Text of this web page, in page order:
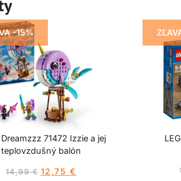
-15%
Dreamzzz 71472 Izzie a jej
teplovzdušný balón
14,99€ 12,75 €